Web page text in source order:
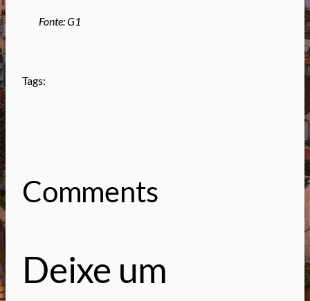
Fonte: G1
Tags:
Comments
Deixe um